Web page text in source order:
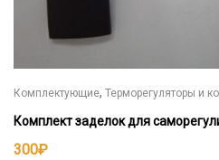
Комплектующие, Терморегуляторы и
Комплект заделок для
300₽